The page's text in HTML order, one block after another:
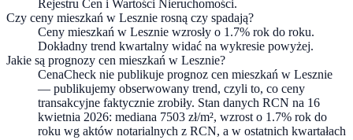
Rejestru Cen i Wartości Nieruchomości.
Czy ceny mieszkań w Lesznie rosną czy spadają?
Ceny mieszkań w Lesznie wzrosły o 1.7% rok do roku.
Dokładny trend kwartalny widać na wykresie powyżej.
Jakie są prognozy cen mieszkań w Lesznie?
CenaCheck nie publikuje prognoz cen mieszkań w Lesznie
— publikujemy obserwowany trend, czyli to, co ceny
transakcyjne faktycznie zrobiły. Stan danych RCN na 16
kwietnia 2026: mediana 7503 zł/m², wzrost o 1.7% rok do
roku wg aktów notarialnych z RCN, a w ostatnich kwartałach